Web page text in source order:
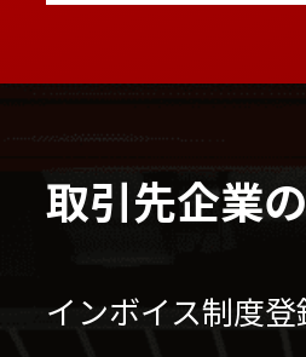
取引先企業
インボイス制度